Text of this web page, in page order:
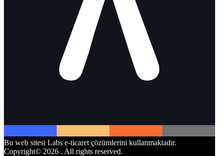
Bu web sitesi Labs e-ticaret çözümlerini kullanmaktadır.
Copyright© 2026 . All rights reserved.